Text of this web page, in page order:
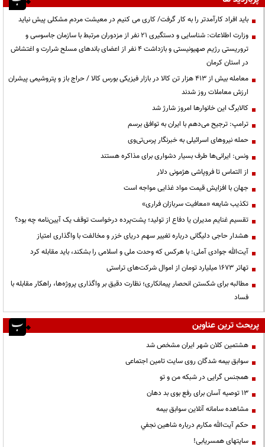
باید افراد کارآمدتر را به کار گرفت/ کاری می کنیم در معیشت مردم مشکلی پیش نیاید
وزارت اطلاعات: شناسایی و دستگیری ۲۱ نفر از مزدوران مرتبط با سازمان جاسوسی و
تروریستی رژیم صهیونیستی و بازداشت ۴ نفر از اعضای باندهای مسلح شرارت و اغتشاش
در استان کرمان
معامله بیش از ۴۱۳ هزار تن کالا در بازار فیزیکی بورس کالا / حراج باز و پتروشیمی پیشران
ارزش معاملات روز شدند
کالابرگ این خانوارها امروز شارژ شد
ترامپ: ترجیح می‌دهم با ایران به توافق برسم
حمله نیروهای اسرائیلی به خبرنگار پرس‌تی‌وی
ونس: ایرانی‌ها طرف بسیار دشواری برای مذاکره هستند
از التماس تا فروپاشی هژمونی دلار
جهان با افزایش قیمت مواد غذایی مواجه است
تکذیب شایعه «معافیت سربازان فراری»
تقسیم غنایم مدیران یا دفاع از تولید؛ پشت‌پرده درخواست توقف یک آیین‌نامه چه بود؟
هشدار حاجی دلیگانی درباره تغییر سهم دریای خزر و مخالفت با واگذاری امتیاز
آیت‌الله جوادی آملی: با هرکس که وحدت ملی و اسلامی را بشکند، باید مقابله کرد
تهاتر ۱۶۷۳ میلیارد تومان از اموال شرکت‌های تراستی
مطالبه برای شکستن انحصار پیمانکاری؛ نظارت دقیق بر واگذاری پروژه‌ها، راهکار مقابله با
فساد
پربحث ترین عناوین
هشتمین کلان شهر ایران مشخص شد
سوابق بیمه شدگان روی سایت تامین اجتماعی
همجنس گرایی در شبکه من و تو
13 توصیه آسان برای رفع بوی بد دهان
مشاهده سامانه آنلاين سوابق بیمه
حكم آيت‌الله مكارم درباره شاهين نجفي
سایتهای همسریابی!